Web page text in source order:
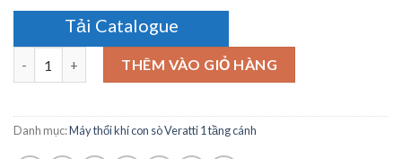
Tải Catalogue
THÊM VÀO GIỎ HÀNG
Danh mục:Máy thổi khí con sò Veratti 1 tầng cánh